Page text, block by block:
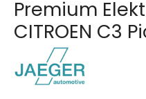
Premium
CITROEN C3